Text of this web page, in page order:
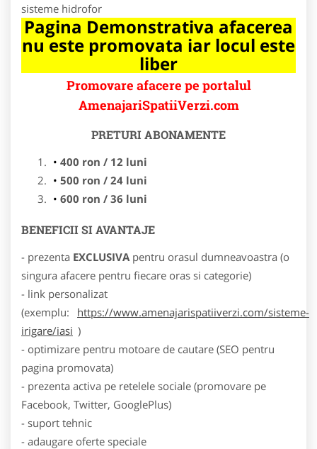
sisteme hidrofor
Pagina Demonstrativa afacerea
nu este promovata iar locul este
liber
Promovare afacere pe portalul
AmenajariSpatiiVerzi.com
PRETURI ABONAMENTE
400 ron / 12 luni
500 ron / 24 luni
600 ron / 36 luni
BENEFICII SI AVANTAJE
- prezenta EXCLUSIVA pentru orasul dumneavoastra (o
singura afacere pentru fiecare oras si categorie)
- link personalizat
(exemplu:
https://www.amenajarispatiiverzi.com/sisteme-
irigare/iasi )
- optimizare pentru motoare de cautare (SEO pentru
pagina promovata)
- prezenta activa pe retelele sociale (promovare pe
Facebook, Twitter, GooglePlus)
- suport tehnic
- adaugare oferte speciale